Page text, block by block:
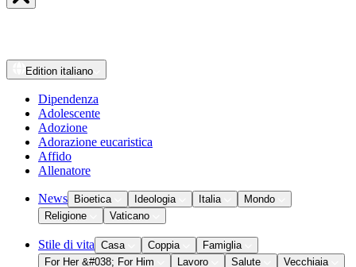
Edition italiano
Dipendenza
Adolescente
Adozione
Adorazione eucaristica
Affido
Allenatore
News Bioetica Ideologia Italia
Mondo
Religione
Vaticano
Stile di vita Casa Coppia
Famiglia
For Her &#038; For Him
Lavoro Salute
Vecchiaia